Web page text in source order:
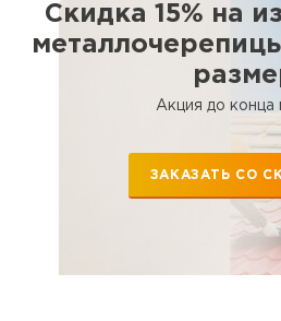
Скидка 15% на
Акция до конца
ЗАКАЗАТЬ СО